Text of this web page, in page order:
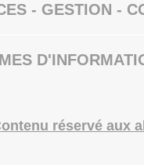
- GESTION -
réservé aux